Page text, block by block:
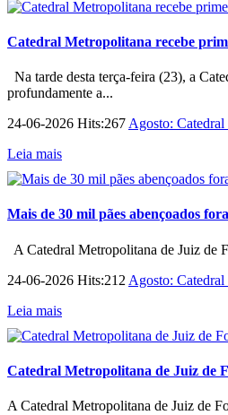
Catedral Metropolitana recebe
Na tarde desta terça-feira (23), a
profundamente a...
24-06-2026 Hits:267 Agosto:
Leia mais
Mais de 30 mil pães abençoados
A Catedral Metropolitana de Juiz de
24-06-2026 Hits:212 Agosto:
Leia mais
Catedral Metropolitana de Juiz de
A Catedral Metropolitana de Juiz de